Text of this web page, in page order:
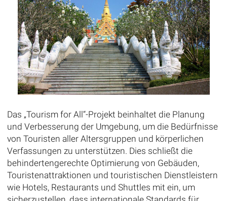
Das „Tourism for All“-Projekt beinhaltet die Planung
und Verbesserung der Umgebung, um die Bedürfnisse
von Touristen aller Altersgruppen und körperlichen
Verfassungen zu unterstützen. Dies schließt die
behindertengerechte Optimierung von Gebäuden,
Touristenattraktionen und touristischen Dienstleistern
wie Hotels, Restaurants und Shuttles mit ein, um